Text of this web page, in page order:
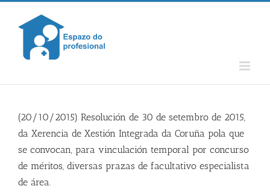
Skip
content
(20/10/2015) Resolución de 30 de setembro de 2015,
da Xerencia de Xestión Integrada da Coruña pola que
se convocan, para vinculación temporal por concurso
de méritos, diversas prazas de facultativo especialista
de área.